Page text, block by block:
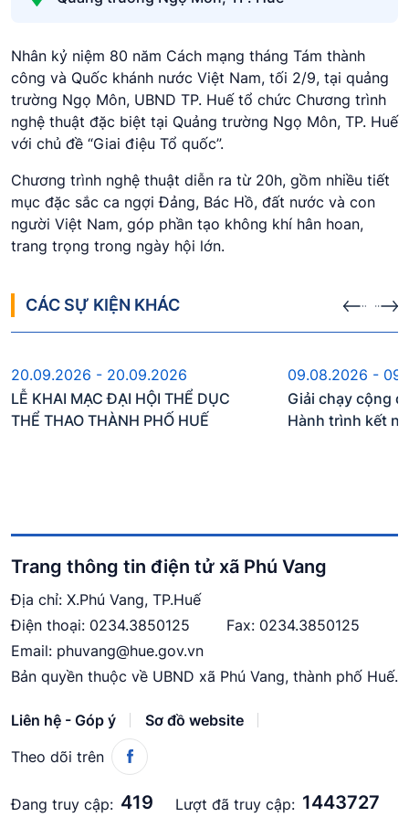
Nhân kỷ niệm 80 năm Cách mạng tháng Tám thành
công và Quốc khánh nước Việt Nam, tối 2/9, tại quảng
trường Ngọ Môn, UBND TP. Huế tổ chức Chương trình
nghệ thuật đặc biệt tại Quảng trường Ngọ Môn, TP. Huế
với chủ đề “Giai điệu Tổ quốc”.
Chương trình nghệ thuật diễn ra từ 20h, gồm nhiều tiết
mục đặc sắc ca ngợi Đảng, Bác Hồ, đất nước và con
người Việt Nam, góp phần tạo không khí hân hoan,
trang trọng trong ngày hội lớn.
CÁC SỰ KIỆN KHÁC
Sự kiện sắp diễn ra
20.09.2026 - 20.09.2026
LỄ KHAI MẠC ĐẠI HỘI THỂ DỤC
THỂ THAO THÀNH PHỐ HUẾ
Sự kiện
09.08.2026 -
Giải chạy cộng
Hành trình kết
Trang thông tin điện tử xã Phú Vang
Địa chỉ: X.Phú Vang, TP.Huế
Điện thoại: 0234.3850125
Fax: 0234.3850125
Email: phuvang@hue.gov.vn
Bản quyền thuộc về UBND xã Phú Vang, thành phố Huế.
Liên hệ - Góp ý
Sơ đồ website
Theo dõi trên
Đang truy cập: 419 Lượt đã truy cập: 1443727